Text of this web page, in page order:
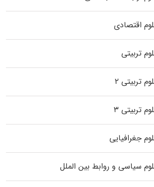
اقتصادی
تربیتی
تربیتی ۲
تربیتی ۳
جغرافیایی
سیاسی و روابط بین الملل